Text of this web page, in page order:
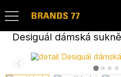
Desiguál dámská